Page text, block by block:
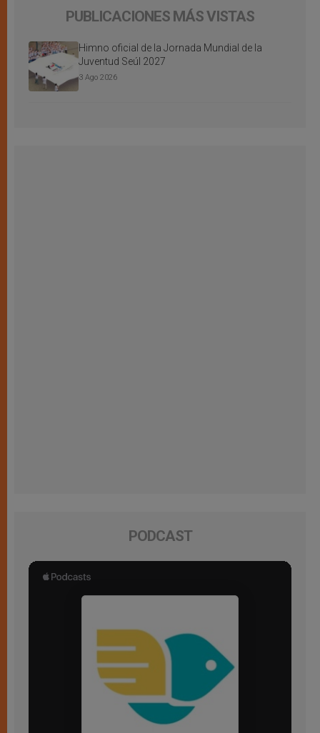
PUBLICACIONES MÁS VISTAS
Himno oficial de la Jornada Mundial de la
Juventud Seúl 2027
3 Ago 2026
PODCAST